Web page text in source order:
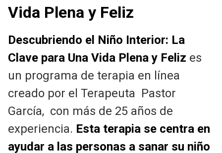
Vida Plena y Feliz
Descubriendo el Niño Interior: La
Clave para Una Vida Plena y Feliz es
un programa de terapia en línea
creado por el Terapeuta Pastor
García, con más de 25 años de
experiencia. Esta terapia se centra en
ayudar a las personas a sanar su niño